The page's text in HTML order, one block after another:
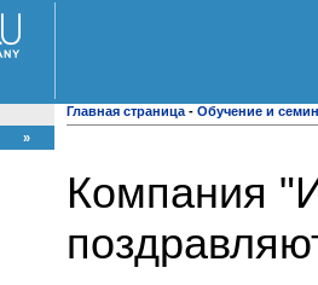
Главная страница - Обучение и
Компания